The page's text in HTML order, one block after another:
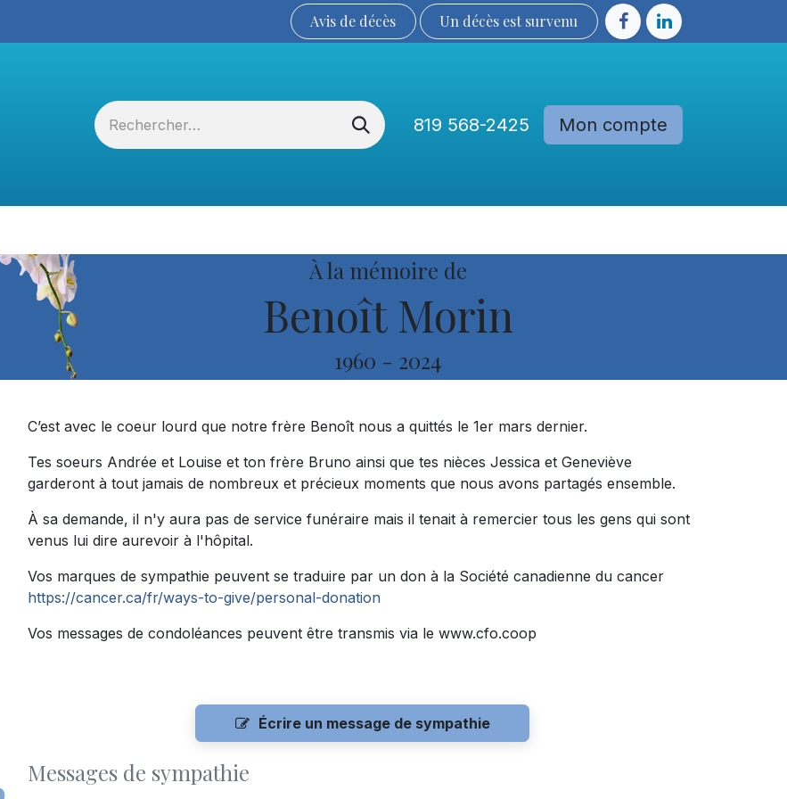
Avis de décès Un décès est sur​​​​​​​​ve​nu​​​​​​​​​​
819 568-2425 Mon compte
À la mémoire de
Benoît Morin
1960 - 2024
C’est avec le coeur lourd que notre frère Benoît nous a quittés le 1er mars dernier.
Tes soeurs Andrée et Louise et ton frère Bruno ainsi que tes nièces Jessica et Geneviève
garderont à tout jamais de nombreux et précieux moments que nous avons partagés ensemble.
À sa demande, il n'y aura pas de service funéraire mais il tenait à remercier tous les gens qui sont
venus lui dire aurevoir à l'hôpital.
Vos marques de sympathie peuvent se traduire par un don à la Société canadienne du cancer
https://cancer.ca/fr/ways-to-give/personal-donation
Vos messages de condoléances peuvent être transmis via le www.cfo.coop
Écrire un message de sympathie
Messages de sympathie